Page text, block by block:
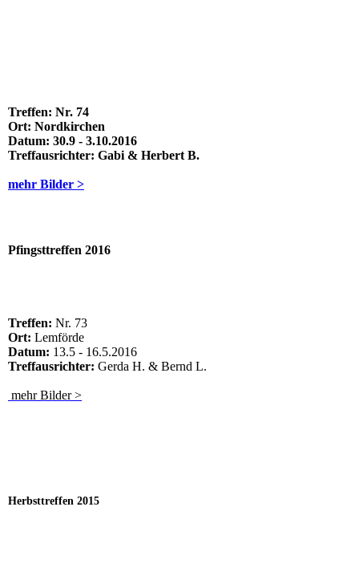
Treffen: Nr. 74
Ort: Nordkirchen
Datum: 30.9 - 3.10.2016
Treffausrichter: Gabi & Herbert B.
mehr Bilder >
Pfingsttreffen 2016
Treffen: Nr. 73
Ort: Lemförde
Datum: 13.5 - 16.5.2016
Treffausrichter: Gerda H. & Bernd L.
mehr Bilder >
Herbsttreffen 2015